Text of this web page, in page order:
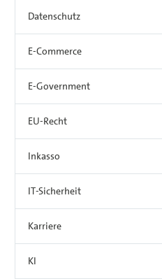
Datenschutz
E-Commerce
E-Government
EU-Recht
Inkasso
IT-Sicherheit
Karriere
KI